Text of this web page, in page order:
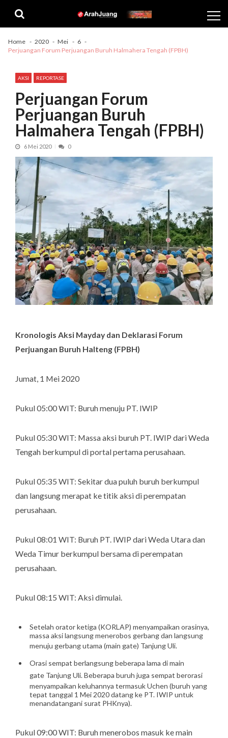
navigation
content
Home 2020 Mei
6
Perjuangan Forum Perjuangan Buruh Halmahera Tengah (FPBH)
AKSI REPORTASE
Perjuangan Forum
Perjuangan Buruh
Halmahera Tengah (FPBH)
6 Mei 2020 0
Kronologis Aksi Mayday dan Deklarasi Forum
Perjuangan Buruh Halteng (FPBH)
Jumat, 1 Mei 2020
Pukul 05:00 WIT: Buruh menuju PT. IWIP
Pukul 05:30 WIT: Massa aksi buruh PT. IWIP dari Weda
Tengah berkumpul di portal pertama perusahaan.
Pukul 05:35 WIT: Sekitar dua puluh buruh berkumpul
dan langsung merapat ke titik aksi di perempatan
perusahaan.
Pukul 08:01 WIT: Buruh PT. IWIP dari Weda Utara dan
Weda Timur berkumpul bersama di perempatan
perusahaan.
Pukul 08:15 WIT: Aksi dimulai.
Setelah orator ketiga (KORLAP) menyampaikan orasinya,
massa aksi langsung menerobos gerbang dan langsung
menuju gerbang utama (main gate) Tanjung Uli.
Orasi sempat berlangsung beberapa lama dimain
gateTanjung Uli. Beberapa buruh juga sempat berorasi
menyampaikan keluhannya termasuk Uchen (buruh yang
tepat tanggal 1 Mei 2020 datang ke PT. IWIP untuk
menandatangani surat PHKnya).
Pukul 09:00 WIT: Buruh menerobos masuk kemain